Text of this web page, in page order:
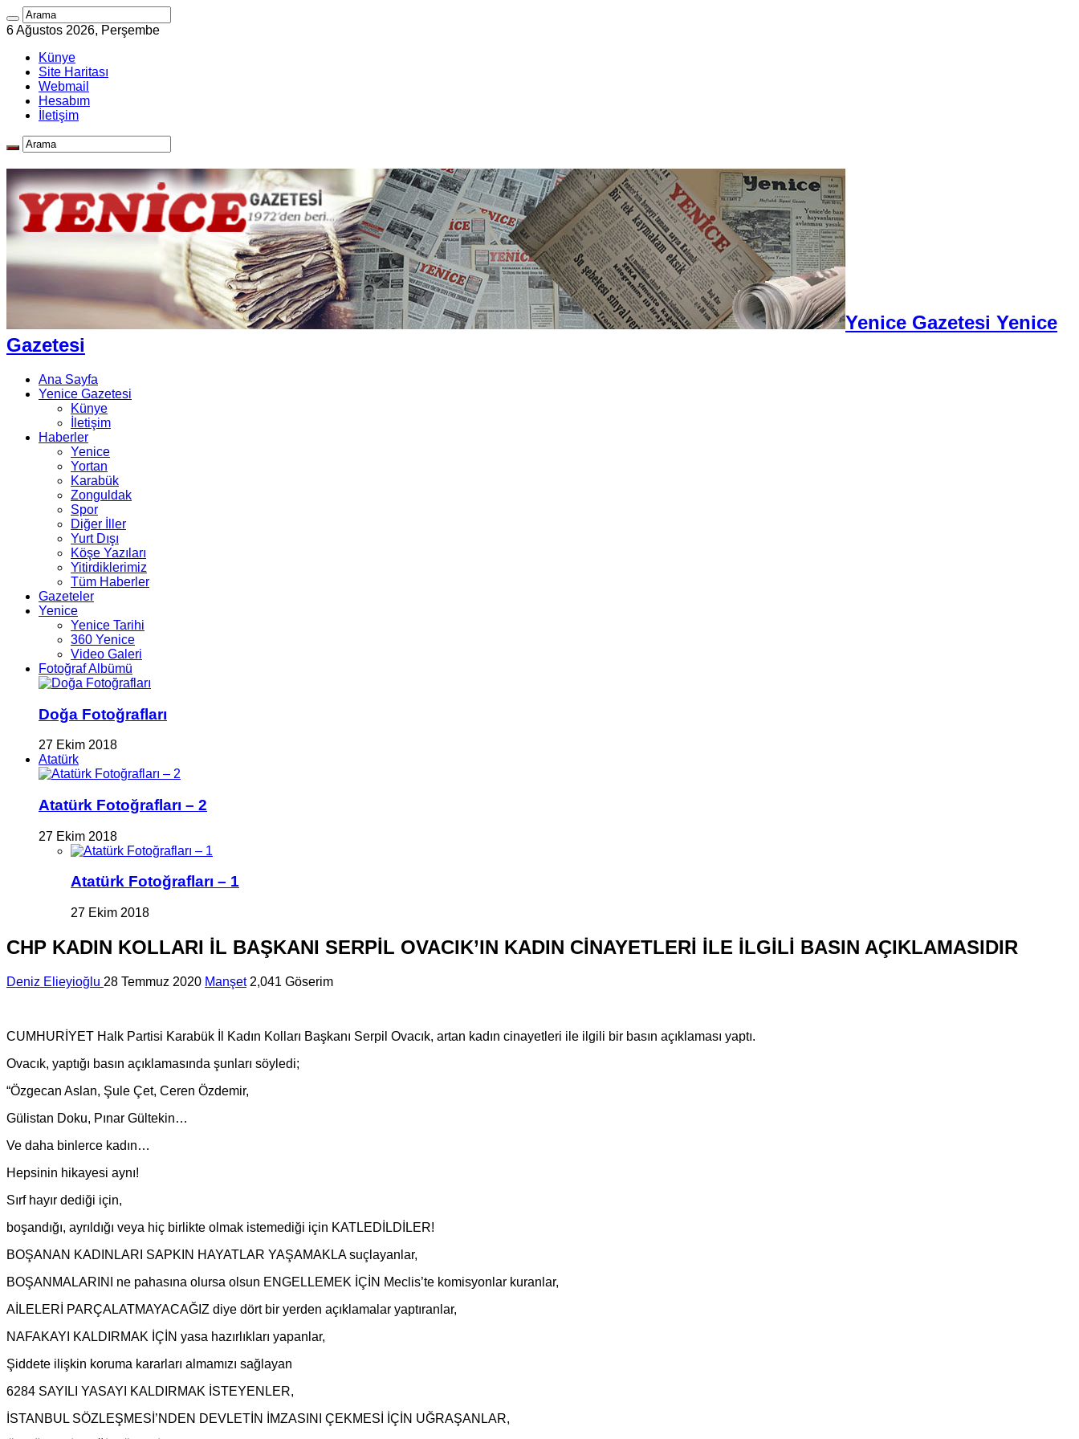
6 Ağustos 2026, Perşembe
Künye
Site Haritası
Webmail
Hesabım
İletişim
Yenice Gazetesi Yenice
Gazetesi
Ana Sayfa
Yenice Gazetesi
Künye
İletişim
Haberler
Yenice
Yortan
Karabük
Zonguldak
Spor
Diğer İller
Yurt Dışı
Köşe Yazıları
Yitirdiklerimiz
Tüm Haberler
Gazeteler
Yenice
Yenice Tarihi
360 Yenice
Video Galeri
Fotoğraf Albümü
Doğa Fotoğrafları
27 Ekim 2018
Atatürk
Atatürk Fotoğrafları – 2
27 Ekim 2018
Atatürk Fotoğrafları – 1
27 Ekim 2018
CHP KADIN KOLLARI İL BAŞKANI SERPİL OVACIK’IN KADIN CİNAYETLERİ İLE İLGİLİ BASIN AÇIKLAMASIDIR
Deniz Elieyioğlu 28 Temmuz 2020 Manşet 2,041 Göserim
CUMHURİYET Halk Partisi Karabük İl Kadın Kolları Başkanı Serpil Ovacık, artan kadın cinayetleri ile ilgili bir basın açıklaması yaptı.
Ovacık, yaptığı basın açıklamasında şunları söyledi;
“Özgecan Aslan, Şule Çet, Ceren Özdemir,
Gülistan Doku, Pınar Gültekin…
Ve daha binlerce kadın…
Hepsinin hikayesi aynı!
Sırf hayır dediği için,
boşandığı, ayrıldığı veya hiç birlikte olmak istemediği için KATLEDİLDİLER!
BOŞANAN KADINLARI SAPKIN HAYATLAR YAŞAMAKLA suçlayanlar,
BOŞANMALARINI ne pahasına olursa olsun ENGELLEMEK İÇİN Meclis’te komisyonlar kuranlar,
AİLELERİ PARÇALATMAYACAĞIZ diye dört bir yerden açıklamalar yaptıranlar,
NAFAKAYI KALDIRMAK İÇİN yasa hazırlıkları yapanlar,
Şiddete ilişkin koruma kararları almamızı sağlayan
6284 SAYILI YASAYI KALDIRMAK İSTEYENLER,
İSTANBUL SÖZLEŞMESİ’NDEN DEVLETİN İMZASINI ÇEKMESİ İÇİN UĞRAŞANLAR,